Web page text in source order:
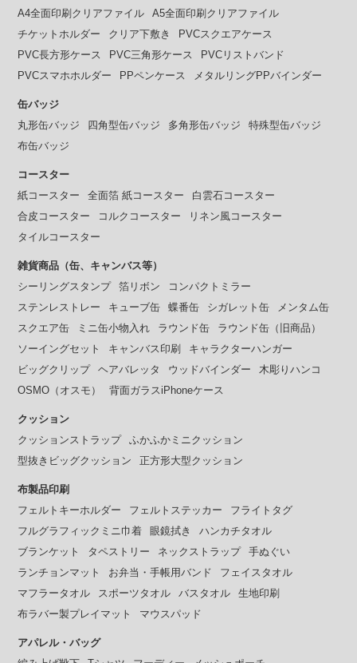
A4全面印刷クリアファイル
A5全面印刷クリアファイル
チケットホルダー
クリア下敷き
PVCスクエアケース
PVC長方形ケース
PVC三角形ケース
PVCリストバンド
PVCスマホホルダー
PPペンケース メタルリングPPバインダー
缶バッジ
丸形缶バッジ
四角型缶バッジ 多角形缶バッジ
特殊型缶バッジ
布缶バッジ
コースター
紙コースター
全面箔 紙コースター
白雲石コースター
合皮コースター
コルクコースター
リネン風コースター
タイルコースター
雑貨商品（缶、キャンバス等）
シーリングスタンプ
箔リボン
コンパクトミラー
ステンレストレー
キューブ缶 蝶番缶 シガレット缶
メンタム缶
スクエア缶
ミニ缶小物入れ ラウンド缶
ラウンド缶（旧商品）
ソーイングセット
キャンバス印刷
キャラクターハンガー
ビッグクリップ
ヘアバレッタ ウッドバインダー
木彫りハンコ
OSMO（オスモ）
背面ガラスiPhoneケース
クッション
クッションストラップ
ふかふかミニクッション
型抜きビッグクッション
正方形大型クッション
布製品印刷
フェルトキーホルダー
フェルトステッカー
フライトタグ
フルグラフィックミニ巾着
眼鏡拭き
ハンカチタオル
ブランケット
タペストリー ネックストラップ
手ぬぐい
ランチョンマット
お弁当・手帳用バンド
フェイスタオル
マフラータオル
スポーツタオル バスタオル
生地印刷
布ラバー製プレイマット
マウスパッド
アパレル・バッグ